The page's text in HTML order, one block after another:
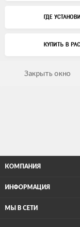
ГДЕ
КУПИТЬ В
Закрыть окно
КОМПАНИЯ
ИНФОРМАЦИЯ
МЫ В СЕТИ